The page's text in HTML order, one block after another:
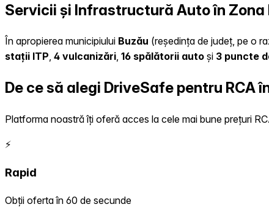
Servicii și Infrastructură Auto în Zona
În apropierea municipiului Buzău (reședința de județ, pe o
stații ITP, 4 vulcanizări, 16 spălătorii auto și 3 puncte
De ce să alegi DriveSafe pentru RCA
Platforma noastră îți oferă acces la cele mai bune prețuri
⚡
Rapid
Obții oferta în 60 de secunde